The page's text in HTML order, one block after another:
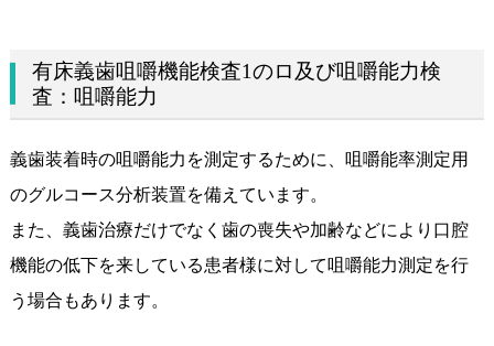
有床義歯咀嚼機能検査1のロ及び咀嚼能力検
査：咀嚼能力
義歯装着時の咀嚼能力を測定するために、咀嚼能率測定用
のグルコース分析装置を備えています。
また、義歯治療だけでなく歯の喪失や加齢などにより口腔
機能の低下を来している患者様に対して咀嚼能力測定を行
う場合もあります。